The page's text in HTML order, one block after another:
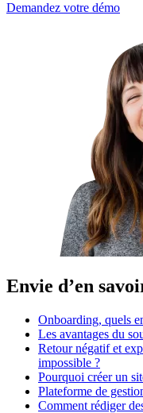
Demandez votre démo
Envie d’en
Onboarding, quels
Les avantages du
Retour négatif et
impossible ?
Pourquoi créer un
Plateforme de
Comment rédiger